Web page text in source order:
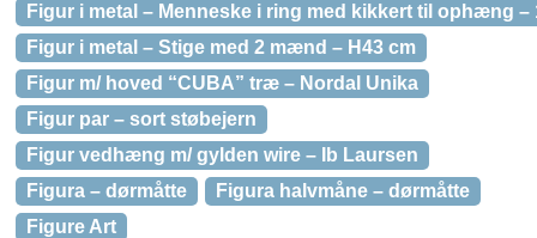
Figur i metal – Menneske i ring med kikkert til ophæng –
Figur i metal – Stige med 2 mænd – H43 cm
Figur m/ hoved “CUBA” træ – Nordal Unika
Figur par – sort støbejern
Figur vedhæng m/ gylden wire – Ib Laursen
Figura – dørmåtte
Figura halvmåne – dørmåtte
Figure Art